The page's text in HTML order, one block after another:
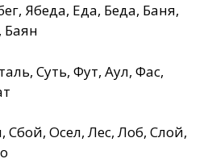
Ябеда, Еда, Беда, Баня,
Баян
Суть, Фут, Аул, Фас,
Сбой, Осел, Лес, Лоб, Слой,